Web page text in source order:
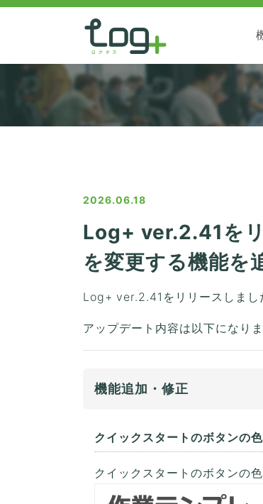
2026.06.18
Log+ ver.2.41を
を変更する機能を
Log+ ver.2.41をリリースしまし
アップデート内容は以下になりま
機能追加・修正
クイックスタートのボタンの
クイックスタートのボタンの